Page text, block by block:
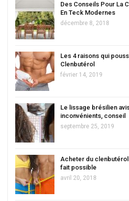
Des Conseils Pour La
En Teck Modernes
décembre 8, 2018
Les 4 raisons qui
Clenbutérol
février 14, 2019
Le lissage brésilien
inconvénients, conseil
septembre 25, 2019
Acheter du clenbutérol
fait possible
avril 20, 2018